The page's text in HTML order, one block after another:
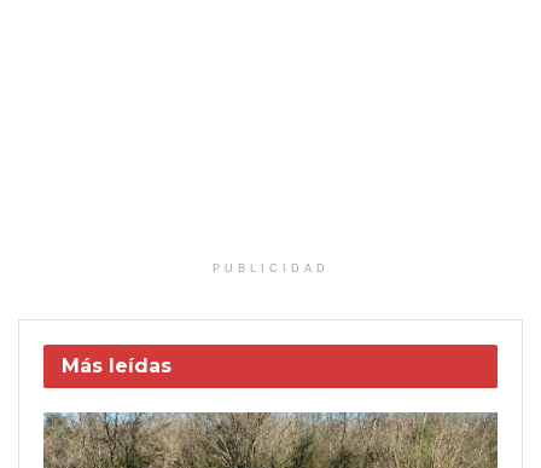
PUBLICIDAD
Más leídas